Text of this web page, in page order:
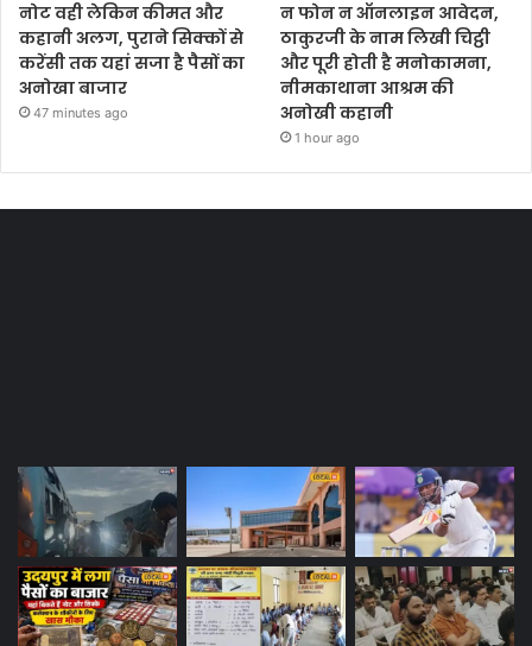
नोट वही लेकिन कीमत और
कहानी अलग, पुराने सिक्कों से
करेंसी तक यहां सजा है पैसों का
अनोखा बाजार
47 minutes ago
न फोन न ऑनलाइन आवेदन,
ठाकुरजी के नाम लिखी चिट्ठी
और पूरी होती है मनोकामना,
नीमकाथाना आश्रम की
अनोखी कहानी
1 hour ago